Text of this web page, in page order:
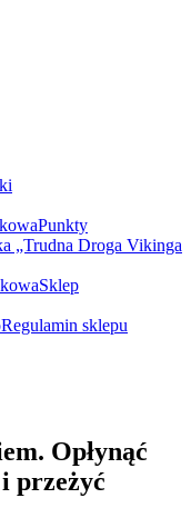
Punkty
„Trudna Droga Vikinga
Sklep
Regulamin sklepu
Opłynąć
przeżyć